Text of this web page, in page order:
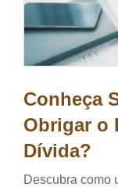
Conheça
Obrigar o
Dívida?
Descubra como